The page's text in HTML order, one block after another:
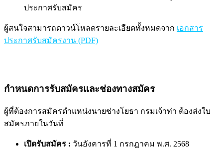
ประกาศรับสมัคร
ผู้สนใจสามารถดาวน์โหลดรายละเอียดทั้งหมดจาก เอกสาร
ประกาศรับสมัครงาน (PDF)
กำหนดการรับสมัครและช่องทางสมัคร
ผู้ที่ต้องการสมัครตำแหน่งนายช่างโยธา กรมเจ้าท่า ต้องส่งใบ
สมัครภายในวันที่
เปิดรับสมัคร : วันอังคารที่ 1 กรกฎาคม พ.ศ. 2568